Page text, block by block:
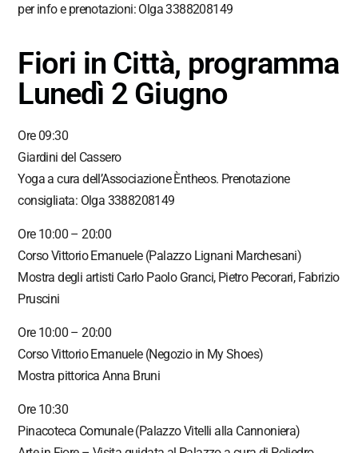
per info e prenotazioni: Olga 3388208149
Fiori in Città, programma
Lunedì 2 Giugno
Ore 09:30
Giardini del Cassero
Yoga a cura dell’Associazione Èntheos. Prenotazione
consigliata: Olga 3388208149
Ore 10:00 – 20:00
Corso Vittorio Emanuele (Palazzo Lignani Marchesani)
Mostra degli artisti Carlo Paolo Granci, Pietro Pecorari, Fabrizio
Pruscini
Ore 10:00 – 20:00
Corso Vittorio Emanuele (Negozio in My Shoes)
Mostra pittorica Anna Bruni
Ore 10:30
Pinacoteca Comunale (Palazzo Vitelli alla Cannoniera)